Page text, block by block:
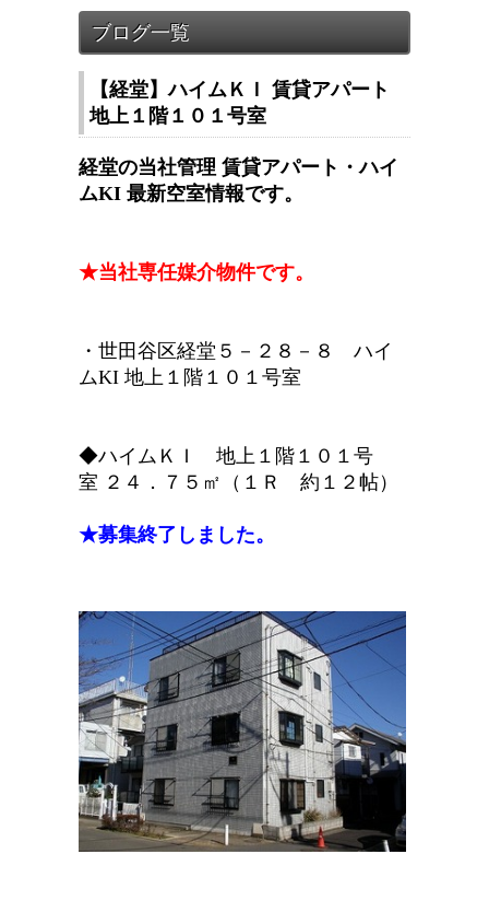
【経堂】ハイムＫＩ 賃貸アパート
地上１階１０１号室
経堂の当社管理 賃貸アパート・ハイ
ムKI 最新空室情報です。
★当社専任媒介物件です。
・世田谷区経堂５－２８－８ ハイ
ムKI 地上１階１０１号室
◆ハイムＫＩ 地上１階１０１号
室 ２４．７５㎡（１Ｒ 約１２帖）
★募集終了しました。